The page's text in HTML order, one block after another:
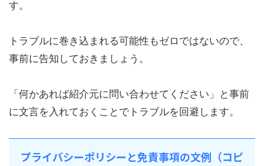
す。
トラブルに巻き込まれる可能性もゼロではないので、
事前に告知しておきましょう。
「何かあれば紹介元に問い合わせてください」と事前
に文言を入れておくことでトラブルを回避します。
プライバシーポリシーと免責事項の文例（コピ